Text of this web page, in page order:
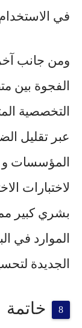
في
الفجوة بين
التخصصية
عبر تقليل
المؤسسات و
لاختبارات
بشري كبير
الموارد في
الجديدة
خاتمة